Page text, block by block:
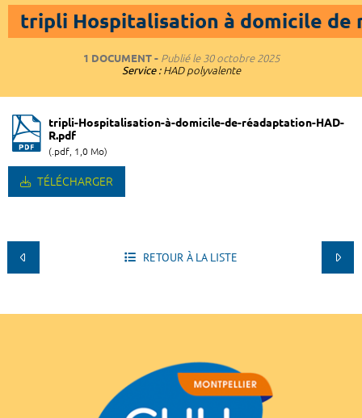
tripli Hospitalisation à domicile de
1 DOCUMENT Publié le30 octobre 2025
Service : HAD polyvalente
tripli-Hospitalisation-à-domicile-de-réadaptation-HAD-
R.pdf
(.pdf, 1,0 Mo)
TÉLÉCHARGER
RETOUR À LA LISTE